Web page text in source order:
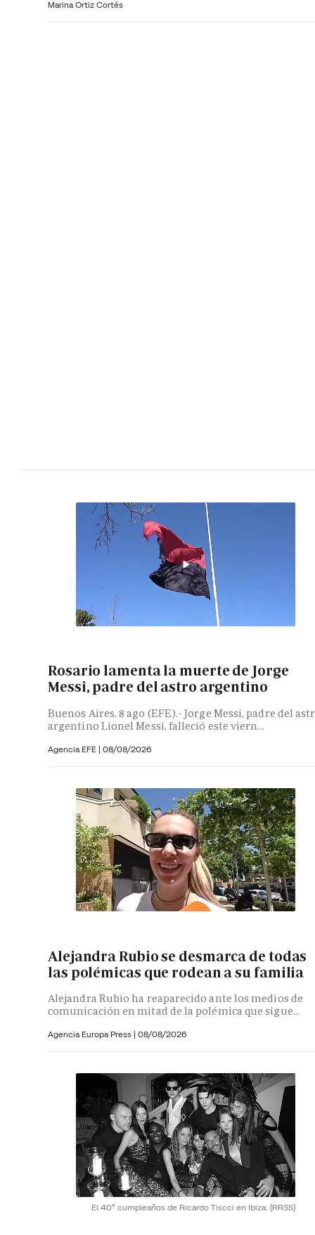
Marina Ortiz Cortés
Rosario lamenta la muerte de Jorge
Messi, padre del astro argentino
Buenos Aires, 8 ago (EFE).- Jorge Messi, padre del
argentino Lionel Messi, falleció este viern...
Agencia EFE | 08/08/2026
Alejandra Rubio se desmarca de todas
las polémicas que rodean a su familia
Alejandra Rubio ha reaparecido ante los medios de
comunicación en mitad de la polémica que sigue...
Agencia Europa Press | 08/08/2026
El 40º cumpleaños de Ricardo Tiscci en Ibiza. (RRSS)